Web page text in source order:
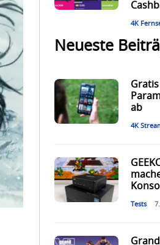
4K
Neueste
ab
4K
Tests